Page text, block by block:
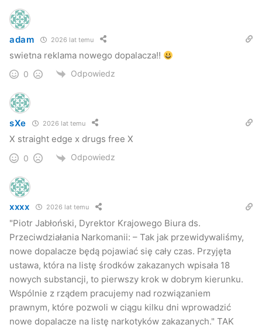
adam 2026 lat temu
swietna reklama nowego dopalacza!!
0 Odpowiedz
sXe 2026 lat temu
X straight edge x drugs free X
0 Odpowiedz
xxxx 2026 lat temu
"Piotr Jabłoński, Dyrektor Krajowego Biura ds.
Przeciwdziałania Narkomanii: – Tak jak przewidywaliśmy,
nowe dopalacze będą pojawiać się cały czas. Przyjęta
ustawa, która na listę środków zakazanych wpisała 18
nowych substancji, to pierwszy krok w dobrym kierunku.
Wspólnie z rządem pracujemy nad rozwiązaniem
prawnym, które pozwoli w ciągu kilku dni wprowadzić
nowe dopalacze na listę narkotyków zakazanych." TAK